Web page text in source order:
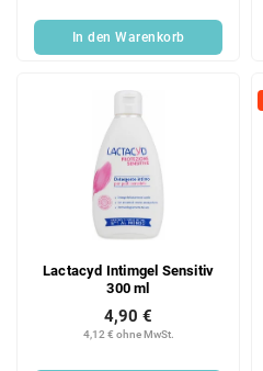
In den Warenkorb
Lactacyd Intimgel Sensitiv
300 ml
4,12 € ohne MwSt.
4,90 €